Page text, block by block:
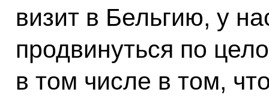
визит в Бельгию, у
продвинуться по
в том числе в том,